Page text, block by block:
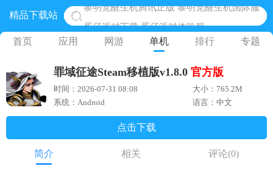
精品下载站
奥特曼王者传奇 正版奥特曼游戏
地铁跑酷体验服国际服 地铁跑酷体验服版本
网易光遇手游正版 点亮星空共庆周年
黎明觉醒生机腾讯正版 黎明觉醒生机国际服
首页 应用 网游 单机 排行 专题
罪域征途Steam移植版v1.8.0 官方版
时间：2026-07-31 08:08
大小：765.2M
系统：Android
语言：中文
点击下载
简介 相关 评论(0)